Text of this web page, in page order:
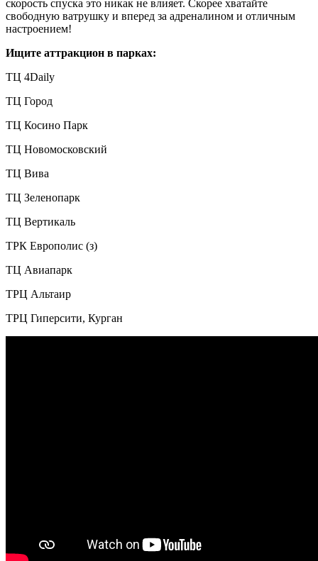
скорость спуска это никак не влияет. Скорее хватайте
свободную ватрушку и вперед за адреналином и отличным
настроением!
Ищите аттракцион в парках:
ТЦ 4Daily
ТЦ Город
ТЦ Косино Парк
ТЦ Новомосковский
ТЦ Вива
ТЦ Зеленопарк
ТЦ Вертикаль
ТРК Европолис (з)
ТЦ Авиапарк
ТРЦ Альтаир
ТРЦ Гиперсити, Курган